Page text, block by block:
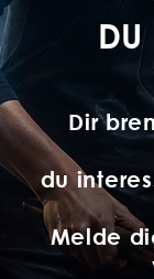
DU
Dir
du
Melde